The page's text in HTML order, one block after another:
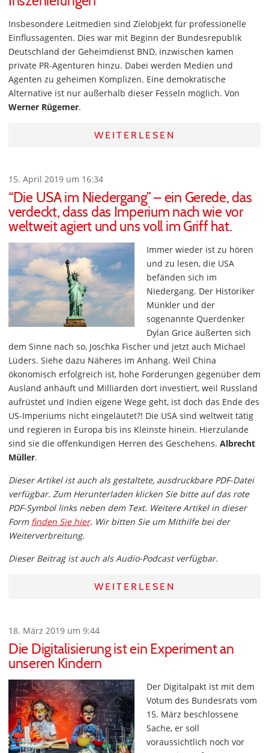
Insbesondere Leitmedien sind Zielobjekt für professionelle
Einflussagenten. Dies war mit Beginn der Bundesrepublik
Deutschland der Geheimdienst BND, inzwischen kamen
private PR-Agenturen hinzu. Dabei werden Medien und
Agenten zu geheimen Komplizen. Eine demokratische
Alternative ist nur außerhalb dieser Fesseln möglich. Von
Werner Rügemer.
WEITERLESEN
15. April 2019 um 16:34
“Die USA im Niedergang” – ein Gerede, das
verdeckt, dass das Imperium nach wie vor
weltweit agiert und uns voll im Griff hat.
Immer wieder ist zu hören
und zu lesen, die USA
befänden sich im
Niedergang. Der Historiker
Münkler und der
sogenannte Querdenker
Dylan Grice äußerten sich
dem Sinne nach so, Joschka Fischer und jetzt auch Michael
Lüders. Siehe dazu Näheres im Anhang. Weil China
ökonomisch erfolgreich ist, hohe Forderungen gegenüber dem
Ausland anhäuft und Milliarden dort investiert, weil Russland
aufrüstet und Indien eigene Wege geht, ist doch das Ende des
US-Imperiums nicht eingeläutet?! Die USA sind weltweit tätig
und regieren in Europa bis ins Kleinste hinein. Hierzulande
sind sie die offenkundigen Herren des Geschehens. Albrecht
Müller.
Dieser Artikel ist auch als gestaltete, ausdruckbare PDF-Datei
verfügbar. Zum Herunterladen klicken Sie bitte auf das rote
PDF-Symbol links neben dem Text. Weitere Artikel in dieser
Form finden Sie hier. Wir bitten Sie um Mithilfe bei der
Weiterverbreitung.
Dieser Beitrag ist auch als Audio-Podcast verfügbar.
WEITERLESEN
18. März 2019 um 9:44
Die Digitalisierung ist ein Experiment an
unseren Kindern
Der Digitalpakt ist mit dem
Votum des Bundesrats vom
15. März beschlossene
Sache, er soll
voraussichtlich noch vor